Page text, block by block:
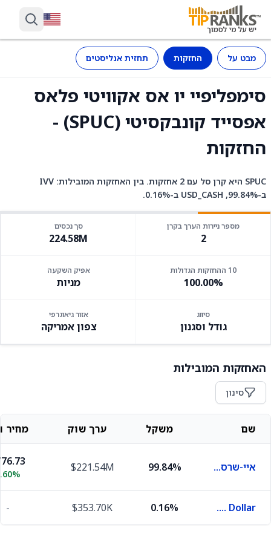
מבט על החזקות תחזית אנליסטים
סימפליפיי יו אס אקוויטי פלאס
אפסייד קונבקסיטי (SPUC) -
החזקות
SPUC היא קרן סל עם 2 אחזקות. בין האחזקות המובילות: IVV
ב-99.84%, USD_CASH ב-0.16%.
מספר ניירות הערך בקרן
2
סך נכסים
224.58M
10 ההחזקות הגדולות
100.00%
אפיק השקעה
מניות
סיווג
גודל וסגנון
אזור גיאוגרפי
צפון אמריקה
האחזקות המובילות
סינון
שם משקל ערך שוק מחיר
איי-שרס קור S&P 500 99.84%
$221.54M
U.S. Dollar
0.16%
$353.70K
-